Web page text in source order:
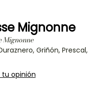
Mignonne
Mignonne
Griñón, Prescal,
tu opinión